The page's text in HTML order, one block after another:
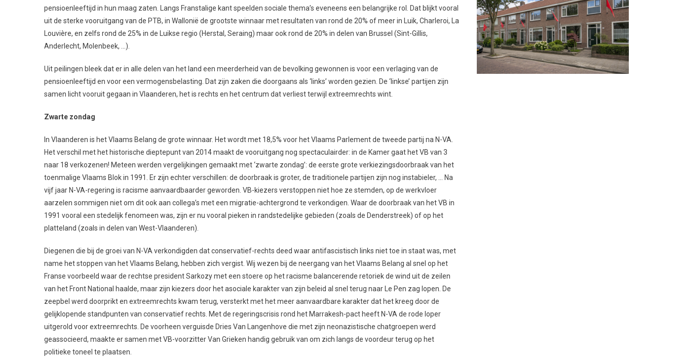
pensioenleeftijd in hun maag zaten. Langs Franstalige kant speelden sociale thema’s eveneens een belangrijke rol. Dat blijkt vooral
uit de sterke vooruitgang van de PTB, in Wallonië de grootste winnaar met resultaten van rond de 20% of meer in Luik, Charleroi, La
Louvière, en zelfs rond de 25% in de Luikse regio (Herstal, Seraing) maar ook rond de 20% in delen van Brussel (Sint-Gillis,
Anderlecht, Molenbeek, …).
Uit peilingen bleek dat er in alle delen van het land een meerderheid van de bevolking gewonnen is voor een verlaging van de
pensioenleeftijd en voor een vermogensbelasting. Dat zijn zaken die doorgaans als ‘links’ worden gezien. De ‘linkse’ partijen zijn
samen licht vooruit gegaan in Vlaanderen, het is rechts en het centrum dat verliest terwijl extreemrechts wint.
Zwarte zondag
In Vlaanderen is het Vlaams Belang de grote winnaar. Het wordt met 18,5% voor het Vlaams Parlement de tweede partij na N-VA.
Het verschil met het historische dieptepunt van 2014 maakt de vooruitgang nog spectaculairder: in de Kamer gaat het VB van 3
naar 18 verkozenen! Meteen werden vergelijkingen gemaakt met ‘zwarte zondag’: de eerste grote verkiezingsdoorbraak van het
toenmalige Vlaams Blok in 1991. Er zijn echter verschillen: de doorbraak is groter, de traditionele partijen zijn nog instabieler, … Na
vijf jaar N-VA-regering is racisme aanvaardbaarder geworden. VB-kiezers verstoppen niet hoe ze stemden, op de werkvloer
aarzelen sommigen niet om dit ook aan collega’s met een migratie-achtergrond te verkondigen. Waar de doorbraak van het VB in
1991 vooral een stedelijk fenomeen was, zijn er nu vooral pieken in randstedelijke gebieden (zoals de Denderstreek) of op het
platteland (zoals in delen van West-Vlaanderen).
Diegenen die bij de groei van N-VA verkondigden dat conservatief-rechts deed waar antifascistisch links niet toe in staat was, met
name het stoppen van het Vlaams Belang, hebben zich vergist. Wij wezen bij de neergang van het Vlaams Belang al snel op het
Franse voorbeeld waar de rechtse president Sarkozy met een stoere op het racisme balancerende retoriek de wind uit de zeilen
van het Front National haalde, maar zijn kiezers door het asociale karakter van zijn beleid al snel terug naar Le Pen zag lopen. De
zeepbel werd doorprikt en extreemrechts kwam terug, versterkt met het meer aanvaardbare karakter dat het kreeg door de
gelijklopende standpunten van conservatief rechts. Met de regeringscrisis rond het Marrakesh-pact heeft N-VA de rode loper
uitgerold voor extreemrechts. De voorheen verguisde Dries Van Langenhove die met zijn neonazistische chatgroepen werd
geassocieerd, maakte er samen met VB-voorzitter Van Grieken handig gebruik van om zich langs de voordeur terug op het
politieke toneel te plaatsen.